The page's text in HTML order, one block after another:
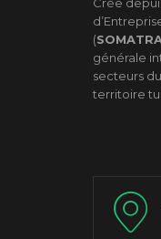
(
générale
secteurs
territoire